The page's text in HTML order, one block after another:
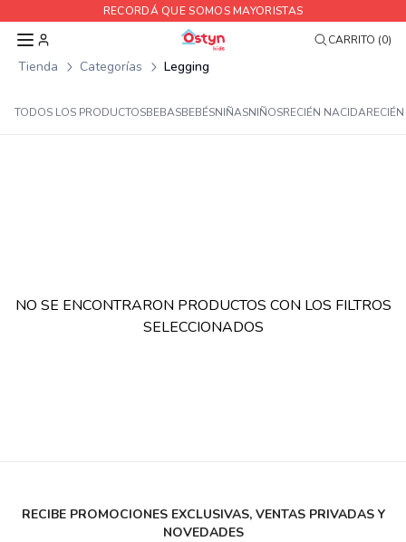
RECORDÁ QUE SOMOS MAYORISTAS
CARRITO (0)
Tienda Categorías Legging
TODOS LOS PRODUCTOSBEBASBEBÉSNIÑASNIÑOSRECIÉN NACIDA
NO SE ENCONTRARON PRODUCTOS CON LOS FILTROS
SELECCIONADOS
RECIBE PROMOCIONES EXCLUSIVAS, VENTAS PRIVADAS Y
NOVEDADES